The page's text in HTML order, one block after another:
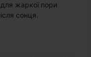
жаркої пори
сонця.